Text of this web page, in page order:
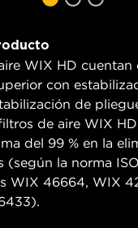
WIX HD cuentan
con
de
de aire WIX
del 99 % en la
(según la norma
WIX 46664, WIX